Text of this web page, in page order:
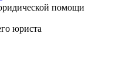
помощи
юриста